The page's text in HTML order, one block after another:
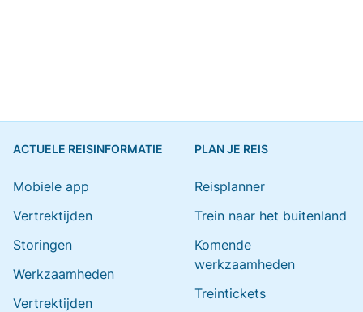
ACTUELE REISINFORMATIE
Mobiele app
Vertrektijden
Storingen
Werkzaamheden
Vertrektijden
PLAN JE REIS
Reisplanner
Trein naar het buitenland
Komende
werkzaamheden
Treintickets